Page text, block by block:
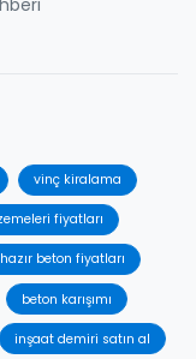
vinç kiralama
fiyatları
hazır beton fiyatları
beton karışımı
inşaat demiri satın al